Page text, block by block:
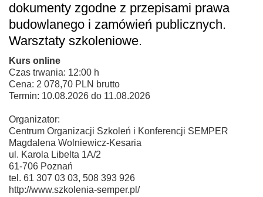
dokumenty zgodne z przepisami prawa
budowlanego i zamówień publicznych.
Warsztaty szkoleniowe.
Kurs online
Czas trwania: 12:00 h
Cena: 2 078,70 PLN brutto
Termin: 10.08.2026 do 11.08.2026
Organizator:
Centrum Organizacji Szkoleń i Konferencji SEMPER
Magdalena Wolniewicz-Kesaria
ul. Karola Libelta 1A/2
61-706 Poznań
tel. 61 307 03 03, 508 393 926
http://www.szkolenia-semper.pl/